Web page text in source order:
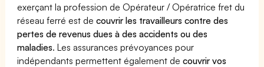
exerçant la profession de Opérateur / Opératrice fret du
réseau ferré est decouvrir les travailleurs contre des
pertes de revenus dues à des accidents ou des
maladies. Les assurances prévoyances pour
indépendants permettent également decouvrir vos